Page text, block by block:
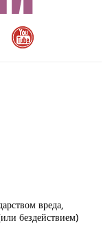
вреда,
бездействием)